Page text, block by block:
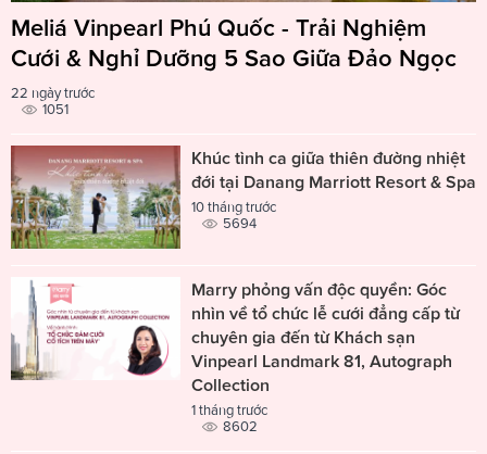
Meliá Vinpearl Phú Quốc - Trải Nghiệm
Cưới & Nghỉ Dưỡng 5 Sao Giữa Đảo Ngọc
22 ngày trước
1051
Khúc tình ca giữa thiên đường nhiệt
đới tại Danang Marriott Resort & Spa
10 tháng trước
5694
Marry phỏng vấn độc quyền: Góc
nhìn về tổ chức lễ cưới đẳng cấp từ
chuyên gia đến từ Khách sạn
Vinpearl Landmark 81, Autograph
Collection
1 tháng trước
8602